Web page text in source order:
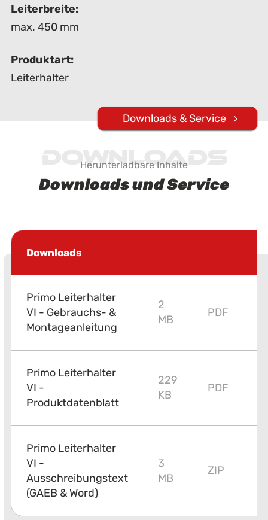
Leiterbreite:
max. 450 mm
Produktart:
Leiterhalter
Downloads & Service
Downloads
Herunterladbare Inhalte
Downloads und Service
Downloads
Primo Leiterhalter
VI - Gebrauchs- &
Montageanleitung
2
MB
PDF
Primo Leiterhalter
VI -
Produktdatenblatt
229
KB
PDF
Primo Leiterhalter
VI -
Ausschreibungstext
(GAEB & Word)
3
MB
ZIP